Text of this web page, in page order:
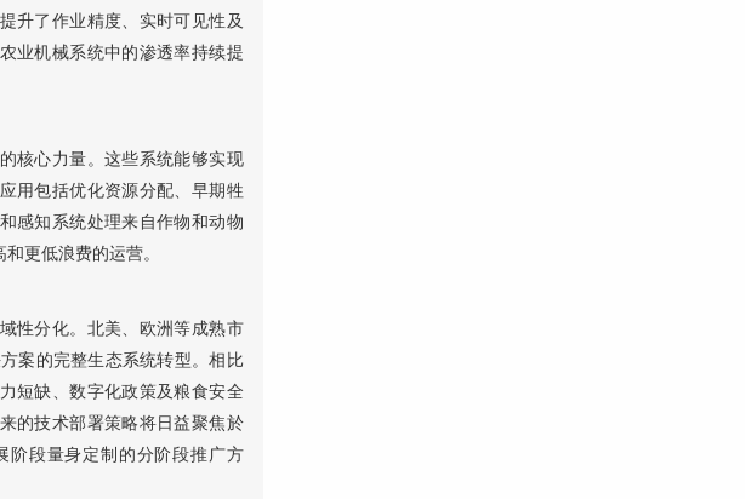
升了作业精度、实时可见性及
业机械系统中的渗透率持续提
核心力量。这些系统能够实现
用包括优化资源分配、早期牲
感知系统处理来自作物和动物
更低浪费的运营。
性分化。北美、欧洲等成熟市
案的完整生态系统转型。相比
短缺、数字化政策及粮食安全
的技术部署策略将日益聚焦於
阶段量身定制的分阶段推广方